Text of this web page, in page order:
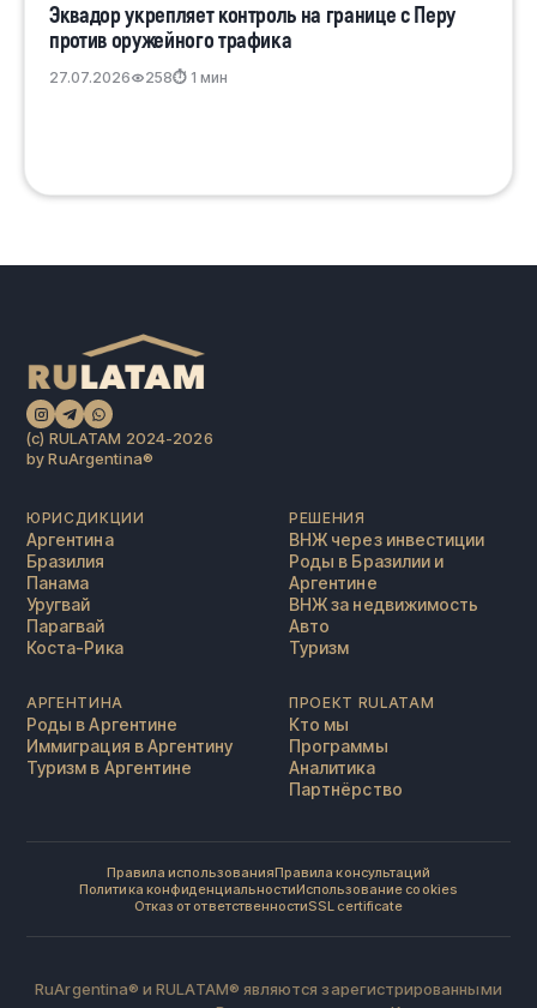
Эквадор укрепляет контроль на границе с Перу
против оружейного трафика
27.07.2026 258⏱ 1 мин
(c) RULATAM 2024-2026
by RuArgentina®️
ЮРИСДИКЦИИ
Аргентина
Бразилия
Панама
Уругвай
Парагвай
Коста-Рика
РЕШЕНИЯ
ВНЖ через инвестиции
Роды в Бразилии и
Аргентине
ВНЖ за недвижимость
Авто
Туризм
АРГЕНТИНА
Роды в Аргентине
Иммиграция в Аргентину
Туризм в Аргентине
ПРОЕКТ RULATAM
Кто мы
Программы
Аналитика
Партнёрство
Правила использованияПравила консультаций
Политика конфиденциальностиИспользование cookies
Отказ от ответственностиSSL certificate
RuArgentina® и RULATAM® являются зарегистрированными